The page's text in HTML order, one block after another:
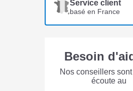
Service client
basé en France
Besoin
Nos conseillers
écoute au